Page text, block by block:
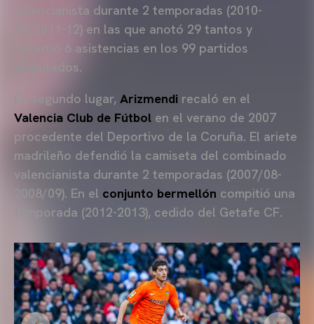
valencianista durante 2 temporadas (2010-
11/2011-12) en las que anotó 29 tantos y
repartió 6 asistencias en los 99 partidos
disputados.
En segundo lugar, Arizmendi recaló en el
Valencia Club de Fútbol en el verano de 2007
procedente del Deportivo de la Coruña. El ariete
madrileño defendió la camiseta del combinado
valencianista durante 2 temporadas (2007/08-
2008/09). En el conjunto bermellón compitió una
temporada (2012-2013), cedido del Getafe CF.